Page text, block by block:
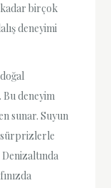
birçok
deneyimi
Bu deneyim
sunar. Suyun
sürprizlerle